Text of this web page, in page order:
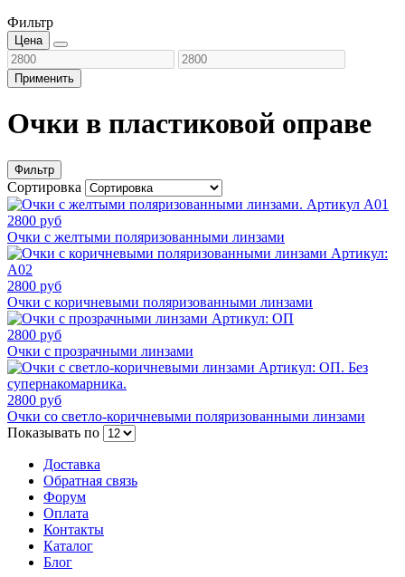
Фильтр
Цена
Применить
Очки в пластиковой оправе
Фильтр
Сортировка
2800 руб
Очки с желтыми поляризованными линзами
2800 руб
Очки с коричневыми поляризованными линзами
2800 руб
Очки с прозрачными линзами
2800 руб
Очки со светло-коричневыми поляризованными линзами
Показывать по
Доставка
Обратная связь
Форум
Оплата
Контакты
Каталог
Блог